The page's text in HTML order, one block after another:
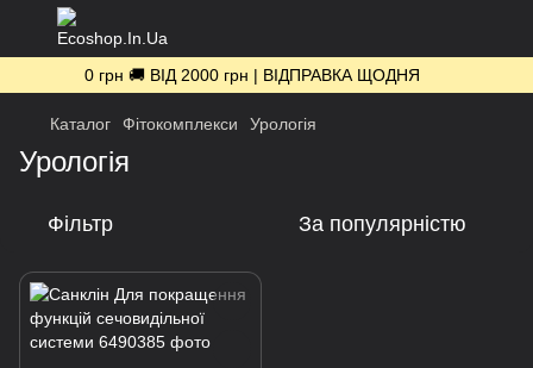
0 грн 🚚 ВІД 2000 грн | ВІДПРАВКА ЩОДНЯ
Каталог Фітокомплекси Урологія
Урологія
Фільтр За популярністю